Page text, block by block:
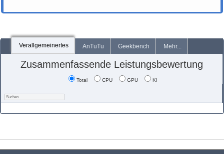
Verallgemeinertes AnTuTu Geekbench Mehr...
Zusammenfassende Leistungsbewertung
Total CPU GPU KI